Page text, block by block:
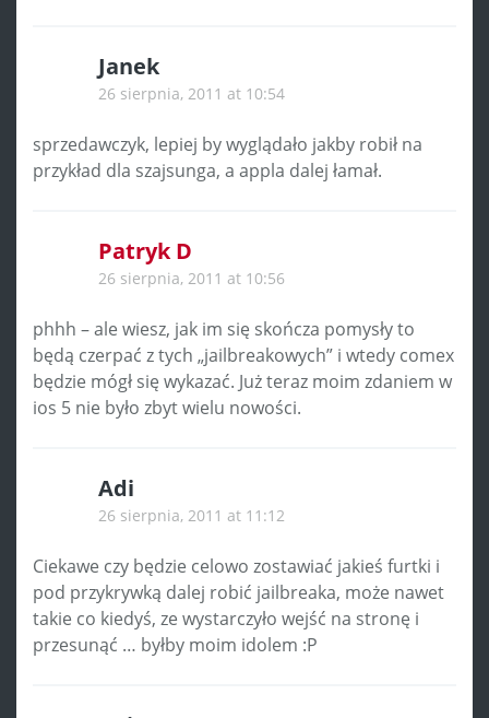
Janek
26 sierpnia, 2011 at 10:54
sprzedawczyk, lepiej by wyglądało jakby robił na
przykład dla szajsunga, a appla dalej łamał.
Patryk D
26 sierpnia, 2011 at 10:56
phhh – ale wiesz, jak im się skończa pomysły to
będą czerpać z tych „jailbreakowych” i wtedy comex
będzie mógł się wykazać. Już teraz moim zdaniem w
ios 5 nie było zbyt wielu nowości.
Adi
26 sierpnia, 2011 at 11:12
Ciekawe czy będzie celowo zostawiać jakieś furtki i
pod przykrywką dalej robić jailbreaka, może nawet
takie co kiedyś, ze wystarczyło wejść na stronę i
przesunąć … byłby moim idolem :P